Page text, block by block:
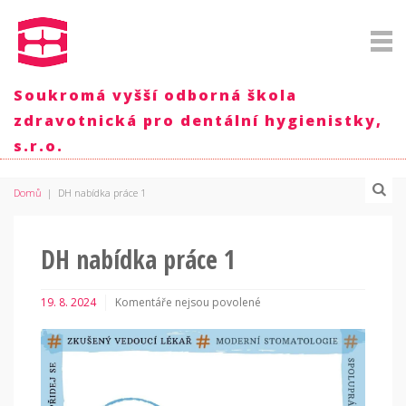
Soukromá vyšší odborná škola
zdravotnická pro dentální hygienistky,
s.r.o.
Domů | DH nabídka práce 1
DH nabídka práce 1
19. 8. 2024
Komentáře nejsou povolené
textu
s
nabídka